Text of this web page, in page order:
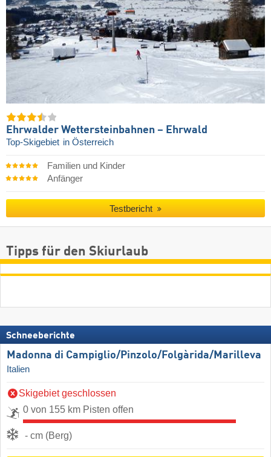
Ehrwalder Wettersteinbahnen – Ehrwald
Top-Skigebiet in Österreich
Familien und Kinder
Anfänger
Testbericht
Tipps für den Skiurlaub
Schneeberichte
Madonna di Campiglio/​Pinzolo/​Folgàrida/​Marilleva
Italien
Skigebiet geschlossen
0 von 155 km Pisten offen
- cm (Berg)